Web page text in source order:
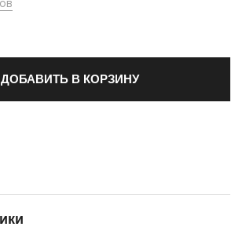
ДОБАВИТЬ В КОРЗИНУ